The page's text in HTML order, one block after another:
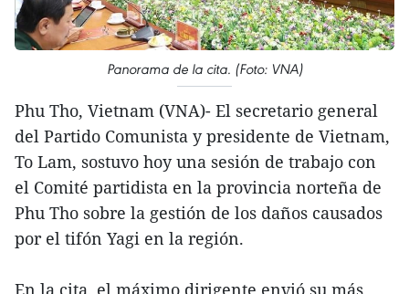
Panorama de la cita. (Foto: VNA)
Phu Tho, Vietnam (VNA)- El secretario general
del Partido Comunista y presidente de Vietnam,
To Lam, sostuvo hoy una sesión de trabajo con
el Comité partidista en la provincia norteña de
Phu Tho sobre la gestión de los daños causados
por el tifón Yagi en la región.